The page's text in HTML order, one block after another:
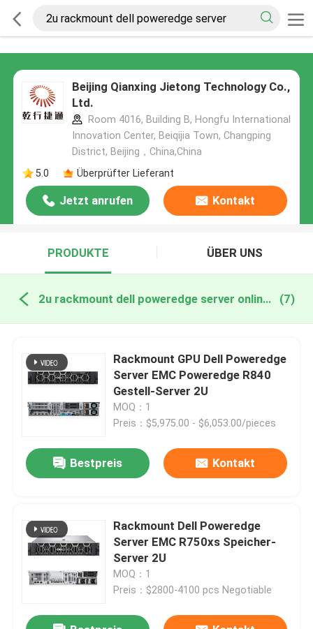
Beijing Qianxing Jietong Technology Co.,
Ltd.
Room 4016, Building B, Hongfu International
Innovation Center, Beiqijia Town, Changping
District, Beijing，China,China
5.0
Überprüfter Lieferant
Jetzt anrufen Kontakt
PRODUKTE ÜBER UNS
2u rackmount dell poweredge server online manufacture (7)
Rackmount GPU Dell Poweredge
Server EMC Poweredge R840
Gestell-Server 2U
MOQ：1
Preis：$5,975.00 - $6,053.00/pieces
Bestpreis Kontakt
Rackmount Dell Poweredge
Server EMC R750xs Speicher-
Server 2U
MOQ：1
Preis：$2800-4100 pcs Negotiable